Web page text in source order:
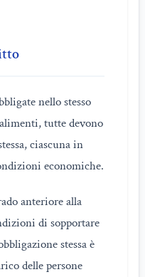
nello stesso
tutte devono
ciascuna in
economiche.
anteriore alla
di sopportare
stessa è
delle persone